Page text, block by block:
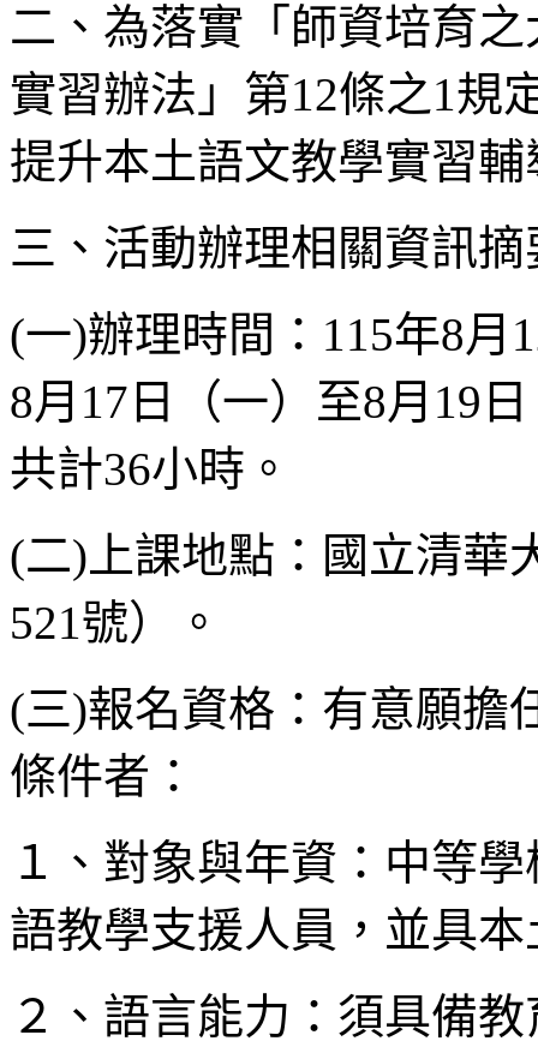
二、為落實「師資培育
實習辦法」第12條之1規
提升本土語文教學實習
三、活動辦理相關資訊
(一)辦理時間：115年8月
8月17日（一）至8月19
共計36小時。
(二)上課地點：國立清華
521號）。
(三)報名資格：有意願擔
條件者：
１、對象與年資：中等
語教學支援人員，並具
２、語言能力：須具備